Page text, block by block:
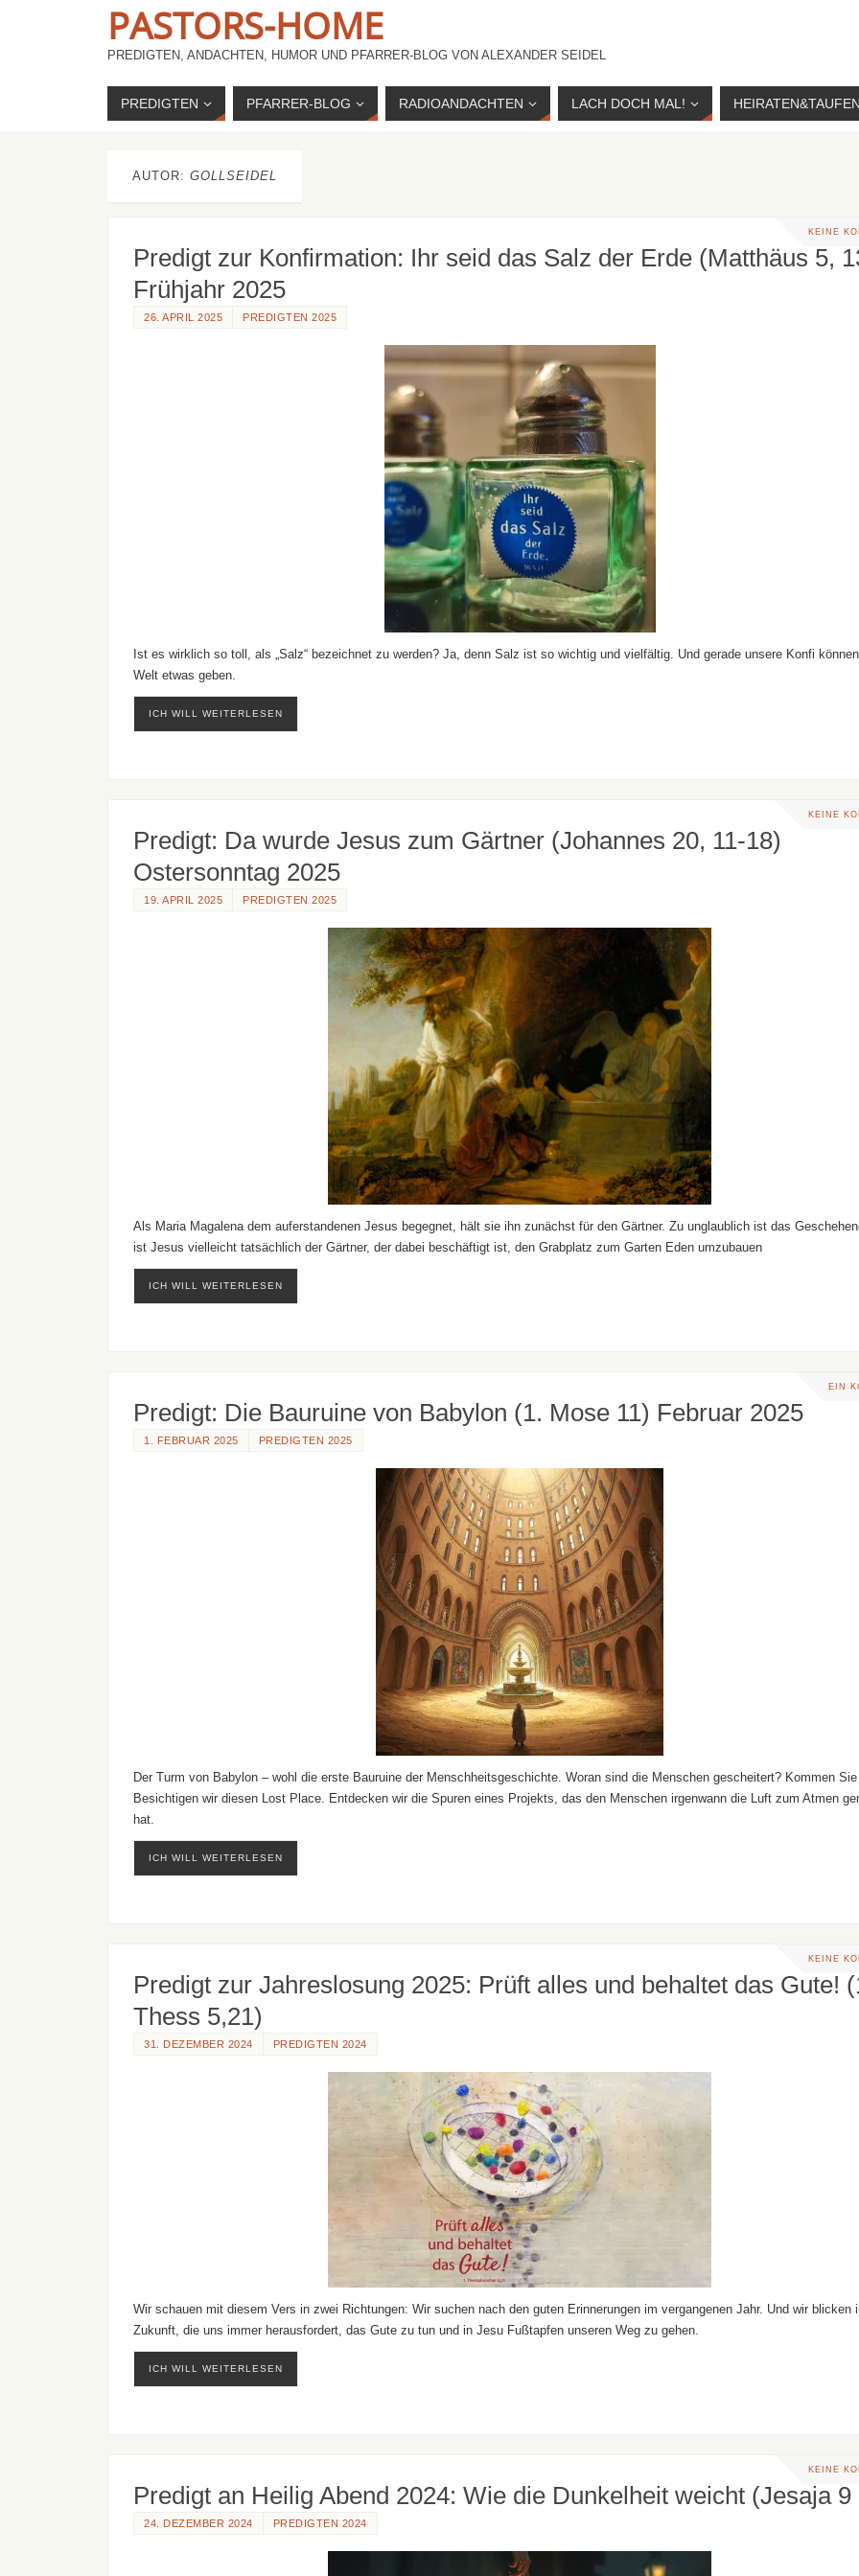
PASTORS-HOME
PREDIGTEN, ANDACHTEN, HUMOR UND PFARRER-BLOG VON ALEXANDER SEIDEL
PREDIGTEN PFARRER-BLOG RADIOANDACHTEN LACH DOCH MAL! HEIRATEN&TAUFEN
AUTOR: GOLLSEIDEL
KEINE
Predigt zur Konfirmation: Ihr seid das Salz der Erde (Matthäus 5,
Frühjahr 2025
26. APRIL 2025 PREDIGTEN 2025
Ist es wirklich so toll, als „Salz“ bezeichnet zu werden? Ja, denn Salz ist so wichtig und vielfältig. Und gerade unsere Konfi
Welt etwas geben.
ICH WILL WEITERLESEN
KEINE
Predigt: Da wurde Jesus zum Gärtner (Johannes 20, 11-18)
Ostersonntag 2025
19. APRIL 2025 PREDIGTEN 2025
Als Maria Magalena dem auferstandenen Jesus begegnet, hält sie ihn zunächst für den Gärtner. Zu unglaublich ist das
ist Jesus vielleicht tatsächlich der Gärtner, der dabei beschäftigt ist, den Grabplatz zum Garten Eden umzubauen
ICH WILL WEITERLESEN
EIN
Predigt: Die Bauruine von Babylon (1. Mose 11) Februar 2025
1. FEBRUAR 2025 PREDIGTEN 2025
Der Turm von Babylon – wohl die erste Bauruine der Menschheitsgeschichte. Woran sind die Menschen gescheitert? Kommen
Besichtigen wir diesen Lost Place. Entdecken wir die Spuren eines Projekts, das den Menschen irgenwann die Luft zum Atmen
hat.
ICH WILL WEITERLESEN
KEINE
Predigt zur Jahreslosung 2025: Prüft alles und behaltet das Gute!
Thess 5,21)
31. DEZEMBER 2024 PREDIGTEN 2024
Wir schauen mit diesem Vers in zwei Richtungen: Wir suchen nach den guten Erinnerungen im vergangenen Jahr. Und wir blicken
Zukunft, die uns immer herausfordert, das Gute zu tun und in Jesu Fußtapfen unseren Weg zu gehen.
ICH WILL WEITERLESEN
KEINE
Predigt an Heilig Abend 2024: Wie die Dunkelheit weicht (Jesaja 9
24. DEZEMBER 2024 PREDIGTEN 2024